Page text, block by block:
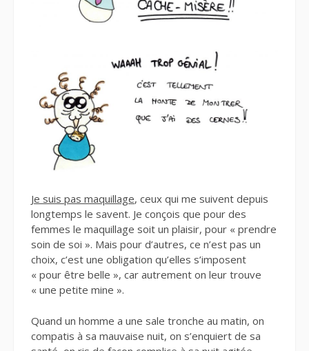
Je suis pas maquillage, ceux qui me suivent depuis
longtemps le savent. Je conçois que pour des
femmes le maquillage soit un plaisir, pour « prendre
soin de soi ». Mais pour d’autres, ce n’est pas un
choix, c’est une obligation qu’elles s’imposent
« pour être belle », car autrement on leur trouve
« une petite mine ».
Quand un homme a une sale tronche au matin, on
compatis à sa mauvaise nuit, on s’enquiert de sa